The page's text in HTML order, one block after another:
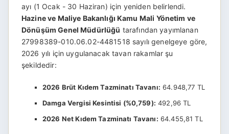
ayı (1 Ocak - 30 Haziran) için yeniden belirlendi.
Hazine ve Maliye Bakanlığı Kamu Mali Yönetim ve
Dönüşüm Genel Müdürlüğü tarafından yayımlanan
27998389-010.06.02-4481518 sayılı genelgeye göre,
2026 yılı için uygulanacak tavan rakamlar şu
şekildedir:
2026 Brüt Kıdem Tazminatı Tavanı: 64.948,77 TL
Damga Vergisi Kesintisi (%0,759): 492,96 TL
2026 Net Kıdem Tazminatı Tavanı: 64.455,81 TL